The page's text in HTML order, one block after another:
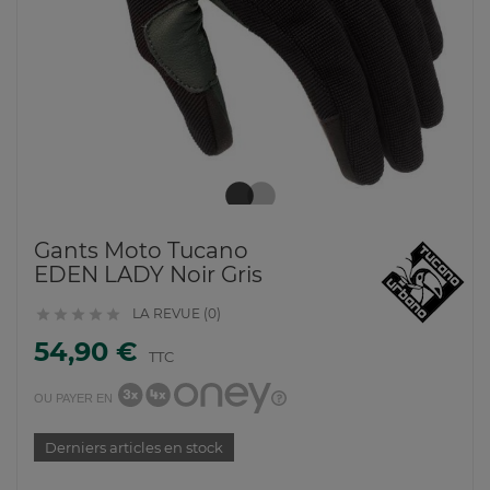
Gants Moto Tucano
EDEN LADY Noir Gris
     LA REVUE (0)
54,90 € TTC
OU PAYER EN
Derniers articles en stock